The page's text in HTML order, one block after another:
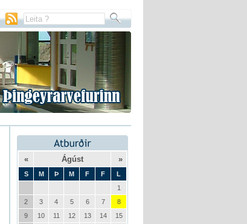
« Ágúst »
S M Þ M F F
L
1
2
3 4 5 6 7
8
9
10 11 12 13 14
15